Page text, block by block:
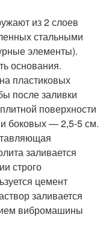
из 2 слоев
стальными
элементы).
основания.
пластиковых
после заливки
поверхности
боковых — 2,5-5 см.
заливается
строго
цемент
заливается
вибромашины